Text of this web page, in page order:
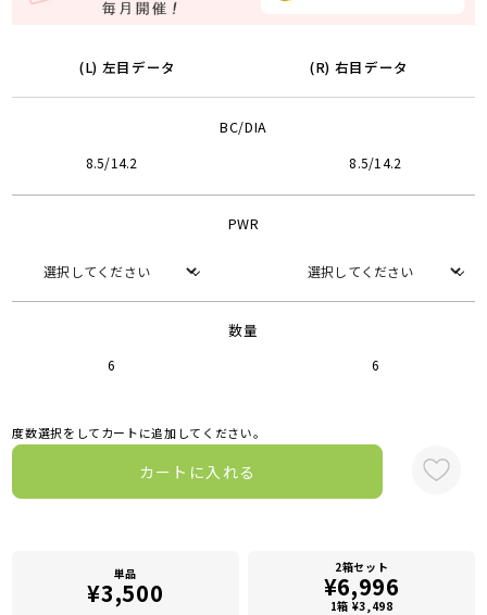
(L) 左目データ (R) 右目データ
BC/DIA
8.5/14.2 8.5/14.2
PWR
数量
6 6
度数選択をしてカートに追加してください。
カートに入れる
単品
¥3,500
2箱セット
¥6,996
1箱 ¥3,498